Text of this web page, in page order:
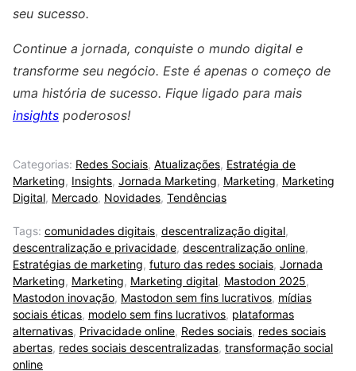
seu sucesso.
Continue a jornada, conquiste o mundo digital e
transforme seu negócio. Este é apenas o começo de
uma história de sucesso. Fique ligado para mais
insights poderosos!
Categorias: Redes Sociais, Atualizações, Estratégia de
Marketing, Insights, Jornada Marketing, Marketing, Marketing
Digital, Mercado, Novidades, Tendências
Tags: comunidades digitais, descentralização digital,
descentralização e privacidade, descentralização online,
Estratégias de marketing, futuro das redes sociais, Jornada
Marketing, Marketing, Marketing digital, Mastodon 2025,
Mastodon inovação, Mastodon sem fins lucrativos, mídias
sociais éticas, modelo sem fins lucrativos, plataformas
alternativas, Privacidade online, Redes sociais, redes sociais
abertas, redes sociais descentralizadas, transformação social
online